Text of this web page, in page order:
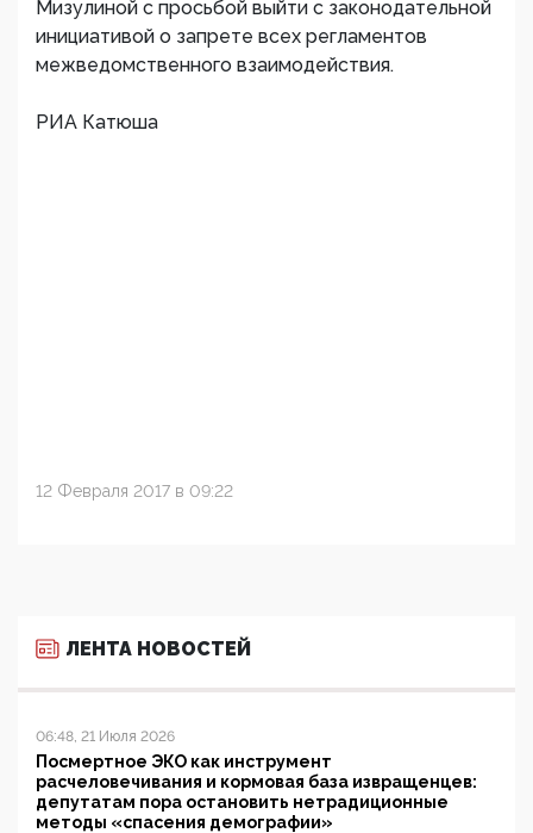
Мизулиной с просьбой выйти с законодательной
инициативой о запрете всех регламентов
межведомственного взаимодействия.
РИА Катюша
12 Февраля 2017 в 09:22
ЛЕНТА НОВОСТЕЙ
06:48, 21 Июля 2026
Посмертное ЭКО как инструмент
расчеловечивания и кормовая база извращенцев:
депутатам пора остановить нетрадиционные
методы «спасения демографии»